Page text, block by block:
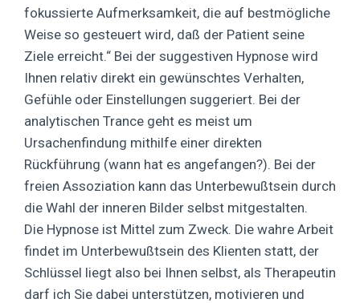
fokussierte Aufmerksamkeit, die auf bestmögliche
Weise so gesteuert wird, daß der Patient seine
Ziele erreicht.“ Bei der suggestiven Hypnose wird
Ihnen relativ direkt ein gewünschtes Verhalten,
Gefühle oder Einstellungen suggeriert. Bei der
analytischen Trance geht es meist um
Ursachenfindung mithilfe einer direkten
Rückführung (wann hat es angefangen?). Bei der
freien Assoziation kann das Unterbewußtsein durch
die Wahl der inneren Bilder selbst mitgestalten.
Die Hypnose ist Mittel zum Zweck. Die wahre Arbeit
findet im Unterbewußtsein des Klienten statt, der
Schlüssel liegt also bei Ihnen selbst, als Therapeutin
darf ich Sie dabei unterstützen, motivieren und